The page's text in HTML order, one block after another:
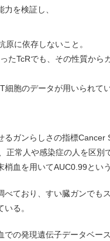
を検証し、
原に依存しないこと。
たTcRでも、その性質から
細胞のデータが用いられて
るガンらしさの指標
正常人や感染症の人を区別
梢血を用いてAUC0.99とい
べており、すい臓ガンでも
る。
の発現遺伝子データベー